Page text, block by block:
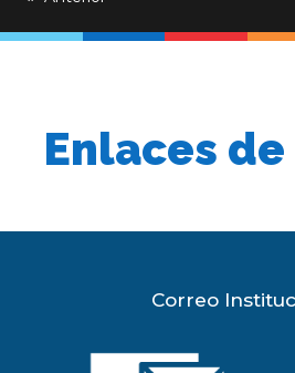
Enlaces
Correo